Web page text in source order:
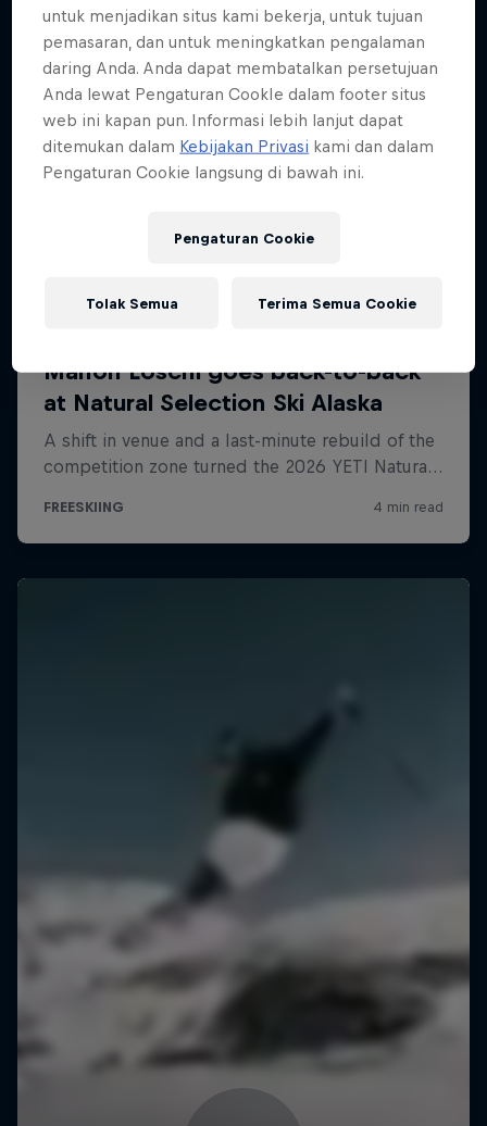
untuk menjadikan situs kami bekerja, untuk tujuan
pemasaran, dan untuk meningkatkan pengalaman
daring Anda. Anda dapat membatalkan persetujuan
Anda lewat Pengaturan CookIe dalam footer situs
web ini kapan pun. Informasi lebih lanjut dapat
ditemukan dalam Kebijakan Privasi kami dan dalam
Pengaturan Cookie langsung di bawah ini.
Pengaturan Cookie
Tolak Semua Terima Semua Cookie